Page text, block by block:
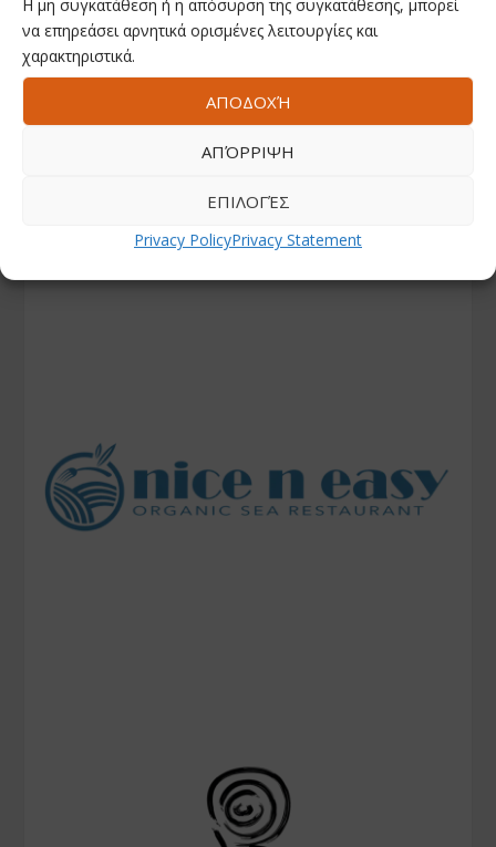
Η μη συγκατάθεση ή η απόσυρση της συγκατάθεσης, μπορεί
να επηρεάσει αρνητικά ορισμένες λειτουργίες και
χαρακτηριστικά.
ΑΠΟΔΟΧΉ
ΑΠΌΡΡΙΨΗ
ΕΠΙΛΟΓΈΣ
Privacy PolicyPrivacy Statement